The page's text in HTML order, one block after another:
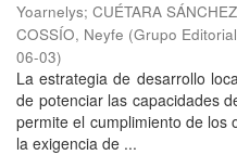
Yoarnelys; CUÉTARA
COSSÍO, Neyfe (Grupo
06-03)
La estrategia de desarrollo
de potenciar las capacidades
permite el cumplimiento de los
la exigencia de ...